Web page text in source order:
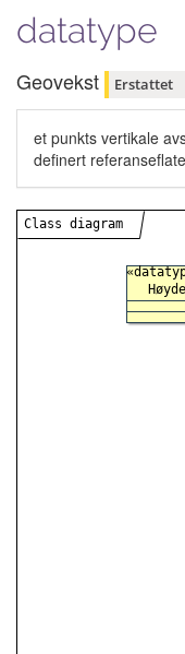
datatype
Geovekst Erstattet
et punkts vertikale
definert referanseflate